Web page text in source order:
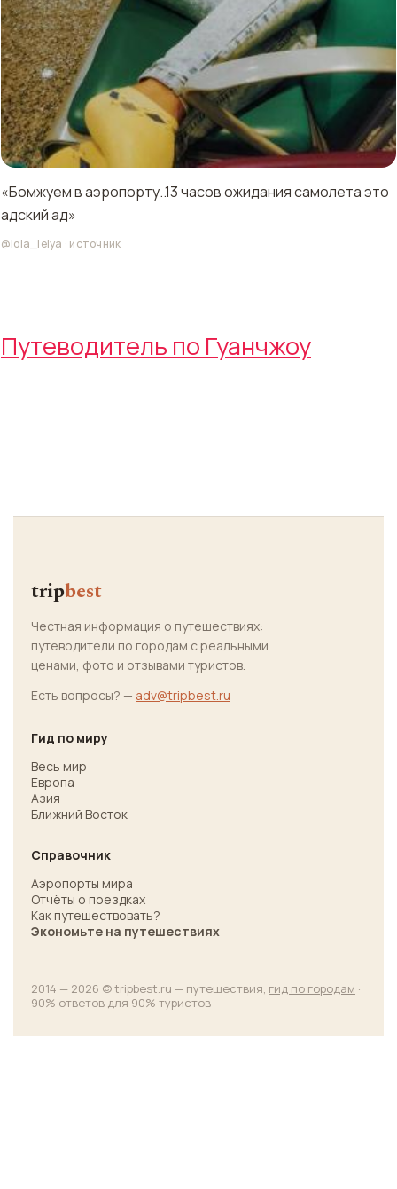
«Бомжуем в аэропорту..13 часов ожидания самолета это
адский ад»
@lola_lelya · источник
Путеводитель по Гуанчжоу
tripbest
Честная информация о путешествиях:
путеводители по городам с реальными
ценами, фото и отзывами туристов.
Есть вопросы? — adv@tripbest.ru
Гид по миру
Весь мир
Европа
Азия
Ближний Восток
Справочник
Аэропорты мира
Отчёты о поездках
Как путешествовать?
Экономьте на путешествиях
2014 — 2026 © tripbest.ru — путешествия, гид по городам ·
90% ответов для 90% туристов